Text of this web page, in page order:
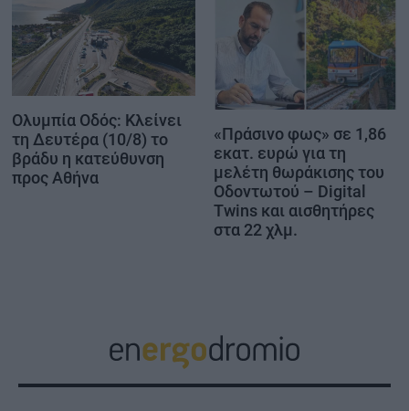
Ολυμπία Οδός: Κλείνει
τη Δευτέρα (10/8) το
βράδυ η κατεύθυνση
προς Αθήνα
«Πράσινο φως» σε 1,86
εκατ. ευρώ για τη
μελέτη θωράκισης του
Οδοντωτού – Digital
Twins και αισθητήρες
στα 22 χλμ.